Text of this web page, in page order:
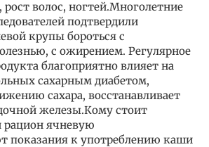
волос, ногтей.Многолетние
подтвердили
крупы бороться с
с ожирением. Регулярное
благоприятно влияет на
сахарным диабетом,
сахара, восстанавливает
железы.Кому стоит
рацион ячневую
показания к употреблению каши